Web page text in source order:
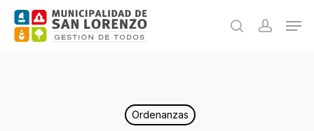
Skip
search
Ordenanzas